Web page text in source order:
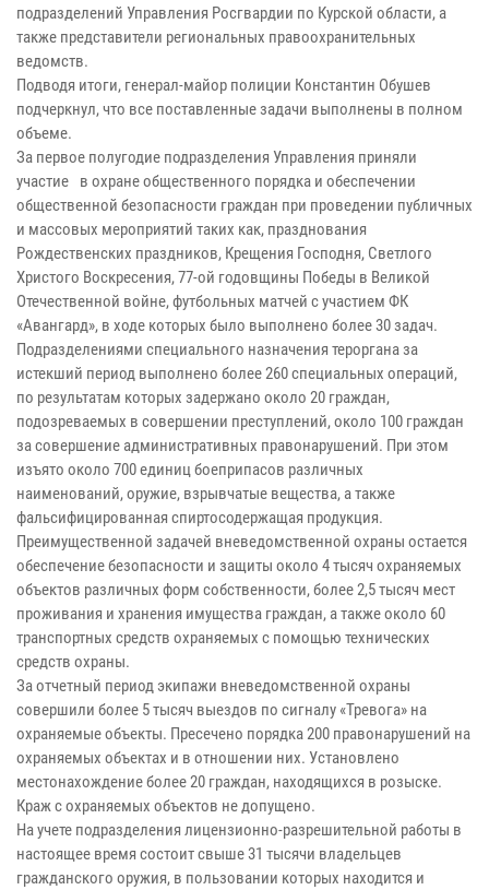
подразделений Управления Росгвардии по Курской области, а
также представители региональных правоохранительных
ведомств.
Подводя итоги, генерал-майор полиции Константин Обушев
подчеркнул, что все поставленные задачи выполнены в полном
объеме.
За первое полугодие подразделения Управления приняли
участие в охране общественного порядка и обеспечении
общественной безопасности граждан при проведении публичных
и массовых мероприятий таких как, празднования
Рождественских праздников, Крещения Господня, Светлого
Христого Воскресения, 77-ой годовщины Победы в Великой
Отечественной войне, футбольных матчей с участием ФК
«Авангард», в ходе которых было выполнено более 30 задач.
Подразделениями специального назначения тероргана за
истекший период выполнено более 260 специальных операций,
по результатам которых задержано около 20 граждан,
подозреваемых в совершении преступлений, около 100 граждан
за совершение административных правонарушений. При этом
изъято около 700 единиц боеприпасов различных
наименований, оружие, взрывчатые вещества, а также
фальсифицированная спиртосодержащая продукция.
Преимущественной задачей вневедомственной охраны остается
обеспечение безопасности и защиты около 4 тысяч охраняемых
объектов различных форм собственности, более 2,5 тысяч мест
проживания и хранения имущества граждан, а также около 60
транспортных средств охраняемых с помощью технических
средств охраны.
За отчетный период экипажи вневедомственной охраны
совершили более 5 тысяч выездов по сигналу «Тревога» на
охраняемые объекты. Пресечено порядка 200 правонарушений на
охраняемых объектах и в отношении них. Установлено
местонахождение более 20 граждан, находящихся в розыске.
Краж с охраняемых объектов не допущено.
На учете подразделения лицензионно-разрешительной работы в
настоящее время состоит свыше 31 тысячи владельцев
гражданского оружия, в пользовании которых находится и